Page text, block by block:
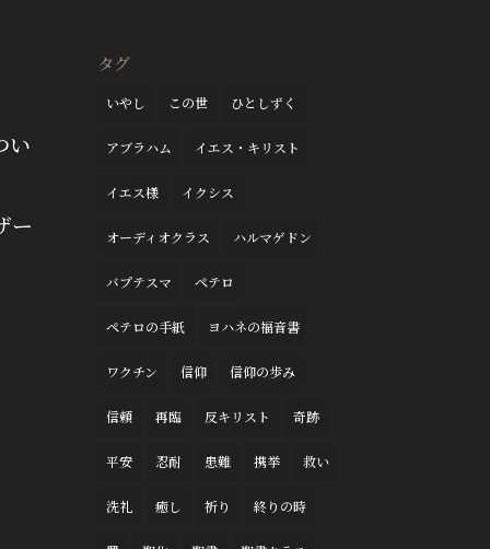
い
ー
タグ
いやし この世 ひとしずく
アブラハム イエス・キリスト
イエス様 イクシス
オーディオクラス ハルマゲドン
バプテスマ ペテロ
ペテロの手紙 ヨハネの福音書
ワクチン 信仰 信仰の歩み
信頼 再臨 反キリスト 奇跡
平安 忍耐 患難 携挙 救い
洗礼 癒し 祈り 終りの時